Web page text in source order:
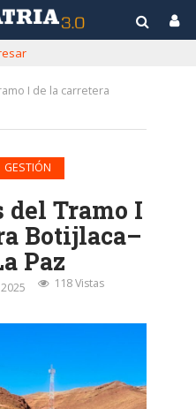
I de la carretera
GESTIÓN
del Tramo I
Botijlaca–
Paz
118 Vistas